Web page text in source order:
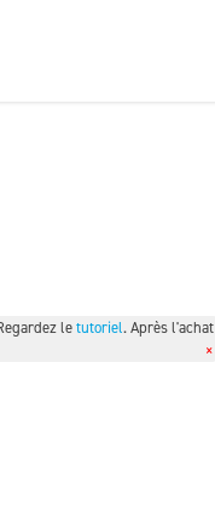
letutoriel. Après l'achat
×